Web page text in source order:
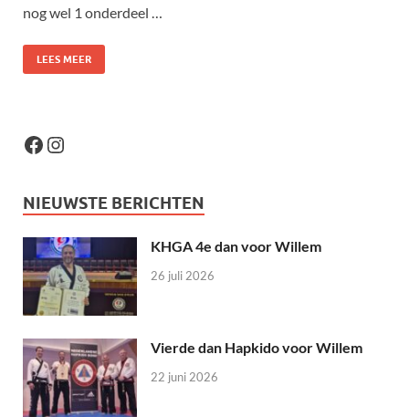
nog wel 1 onderdeel …
LEES MEER
NIEUWSTE BERICHTEN
KHGA 4e dan voor Willem
26 juli 2026
Vierde dan Hapkido voor Willem
22 juni 2026